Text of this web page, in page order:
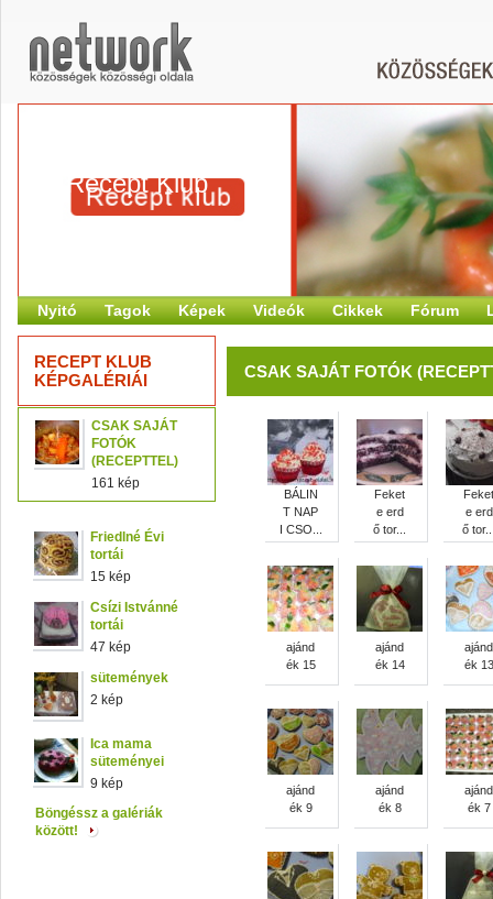
Recept Klub
Nyitó Tagok Képek Videók Cikkek Fórum
RECEPT KLUB
KÉPGALÉRIÁI
CSAK SAJÁT
FOTÓK
(RECEPTTEL)
161 kép
Friedlné Évi
tortái
15 kép
Csízi Istvánné
tortái
47 kép
sütemények
2 kép
Ica mama
süteményei
9 kép
Böngéssz a galériák
között!
CSAK SAJÁT FOTÓK
BÁLIN
T NAP
I CSO...
Feket
e erd
ő tor...
Feket
e erd
ő
ajánd
ék 15
ajánd
ék 14
ajánd
ék 13
ajánd
ék 9
ajánd
ék 8
ajánd
ék 7